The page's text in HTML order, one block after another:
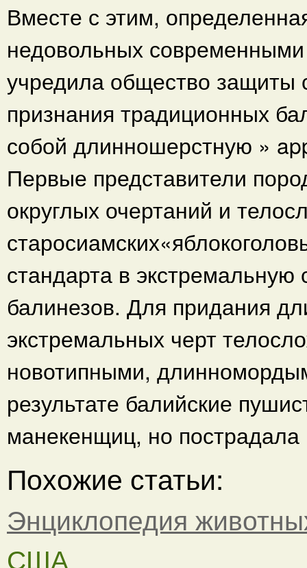
Вместе с этим,
недовольных
учредила общество защиты
признания традиционных
собой длинношерстную »
Первые представители
округлых очертаний и
стандарта в экстремальную
балинезов. Для придания
экстремальных черт
новотипными,
результате балийские
манекенщиц, но
Похожие статьи:
Энциклопедия
США